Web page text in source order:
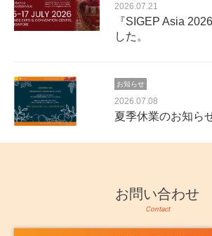
2026.07.21
『SIGEP Asia
した。
お知らせ
2026.07.08
夏季休業のお知ら
お問い合わせ
Contact